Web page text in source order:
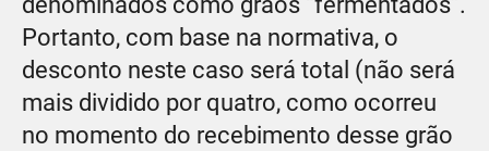
Portanto, com base na normativa, o
desconto neste caso será total (não será
mais dividido por quatro, como ocorreu
no momento do recebimento desse grão